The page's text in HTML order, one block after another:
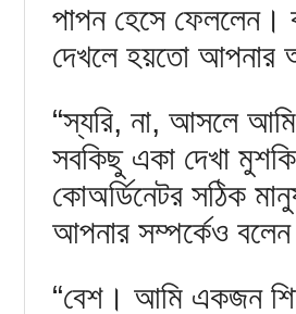
পাপন হেসে ফেললেন।
দেখলে হয়তো আপনার
“স্যরি, না, আসলে
সবকিছু একা দেখা
কোঅর্ডিনেটর সঠিক
আপনার সম্পর্কেও
“বেশ। আমি একজন